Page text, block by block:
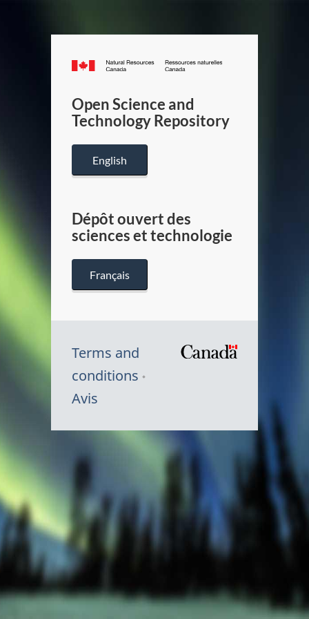
Canada.ca
/
Canada
Open Science and
Technology Repository
English
Dépôt ouvert des
sciences et technologie
Français
Terms and
conditions
Avis
Canada